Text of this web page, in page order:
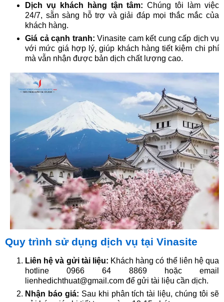
Dịch vụ khách hàng tận tâm: Chúng tôi làm việc
24/7, sẵn sàng hỗ trợ và giải đáp mọi thắc mắc của
khách hàng.​
Giá cả cạnh tranh: Vinasite cam kết cung cấp dịch vụ
với mức giá hợp lý, giúp khách hàng tiết kiệm chi phí
mà vẫn nhận được bản dịch chất lượng cao.​
Quy trình sử dụng dịch vụ tại Vinasite
Liên hệ và gửi tài liệu: Khách hàng có thể liên hệ qua
hotline 0966 64 8869 hoặc email
lienhedichthuat@gmail.com để gửi tài liệu cần dịch.​
Nhận báo giá: Sau khi phân tích tài liệu, chúng tôi sẽ